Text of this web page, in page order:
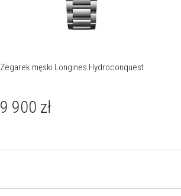
Zegarek męski Longines Hydroconquest
9 900 zł